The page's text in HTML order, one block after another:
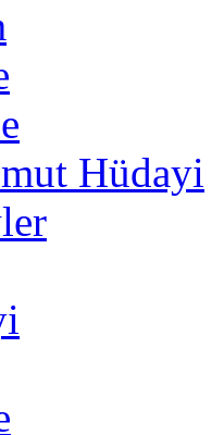
Hüdayi